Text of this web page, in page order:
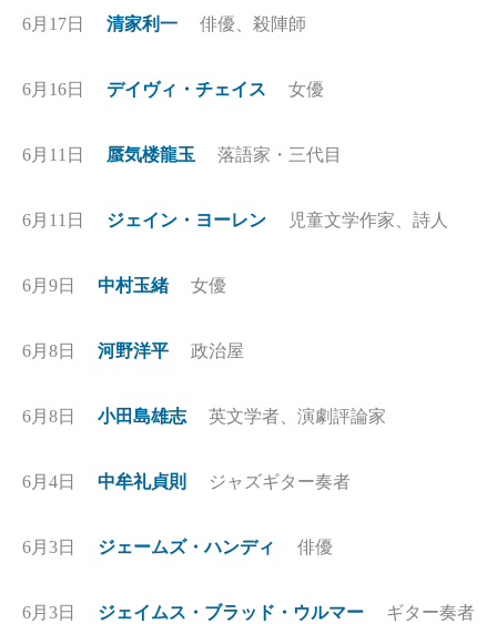
6月17日 清家利一 俳優、殺陣師
6月16日 デイヴィ・チェイス 女優
6月11日 蜃気楼龍玉 落語家・三代目
6月11日 ジェイン・ヨーレン 児童文学作家、詩人
6月9日 中村玉緒 女優
6月8日 河野洋平 政治屋
6月8日 小田島雄志 英文学者、演劇評論家
6月4日 中牟礼貞則 ジャズギター奏者
6月3日 ジェームズ・ハンディ 俳優
6月3日 ジェイムス・ブラッド・ウルマー ギター奏者